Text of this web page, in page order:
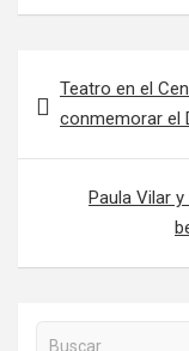
Teatro en el
conmemorar el
Paula Vilar
Buscar en la web